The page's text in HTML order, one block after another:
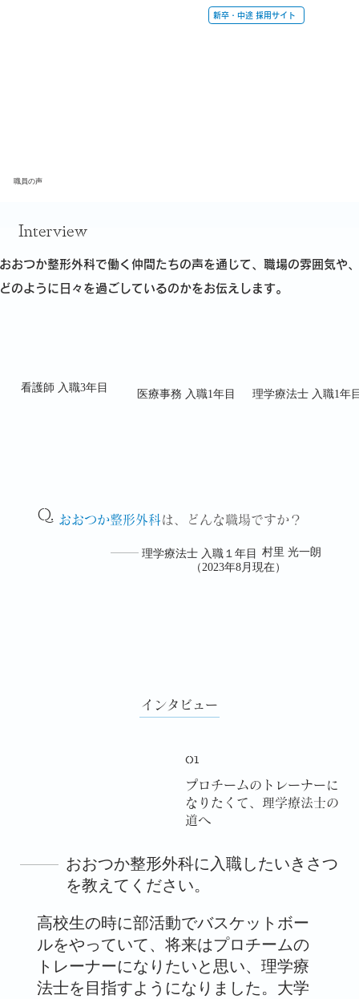
新卒・中途 採用サイト
職員の声
Interview
おおつか整形外科で働く仲間たちの声を通じて、職場の雰囲気や、
どのように日々を過ごしているのかをお伝えします。
インタビュー
おおつか整形外科に入職したいきさつ
を教えてください。
高校生の時に部活動でバスケットボー
ルをやっていて、将来はプロチームの
トレーナーになりたいと思い、理学療
法士を目指すようになりました。大学
01
プロチームのトレーナーに
なりたくて、理学療法士の
道へ
看護師 入職3年目
医療事務 入職1年目 理学療法士 入職1年
おおつか整形外科は、どんな職場ですか？
Q.
（2023年8月現在）
理学療法士 入職１年目 村里 光一朗